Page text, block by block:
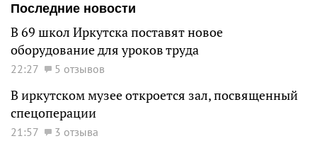
Последние новости
В 69 школ Иркутска поставят новое
оборудование для уроков труда
22:27 5 отзывов
В иркутском музее откроется зал, посвященный
спецоперации
21:57 3 отзыва